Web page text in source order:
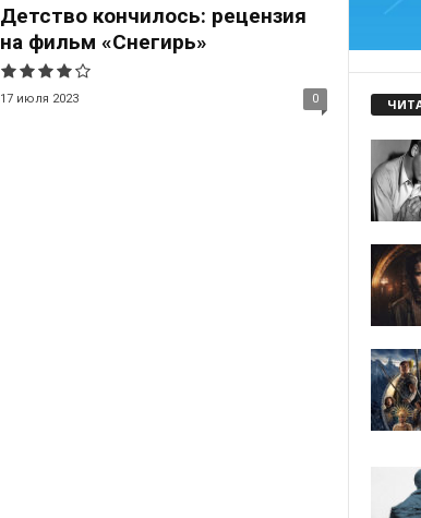
Детство кончилось: рецензия
на фильм «Снегирь»
17 июля 2023 0